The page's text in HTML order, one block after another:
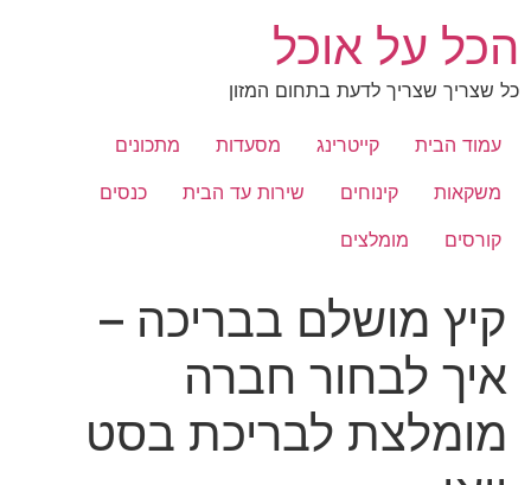
לתוכן
הכל על אוכל
כל שצריך שצריך לדעת בתחום המזון
עמוד הבית קייטרינג מסעדות
מתכונים
משקאות
קינוחים שירות עד הבית
כנסים
קורסים
מומלצים
קיץ מושלם בבריכה –
איך לבחור חברה
מומלצת לבריכת בסט